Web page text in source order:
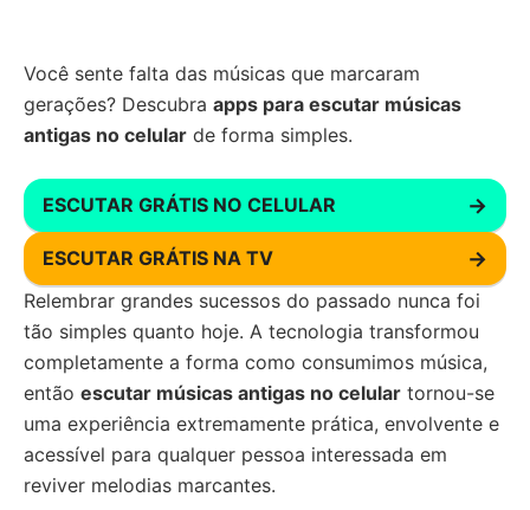
Você sente falta das músicas que marcaram
gerações? Descubra apps para escutar músicas
antigas no celular de forma simples.
ESCUTAR GRÁTIS NO CELULAR →
ESCUTAR GRÁTIS NA TV →
Relembrar grandes sucessos do passado nunca foi
tão simples quanto hoje. A tecnologia transformou
completamente a forma como consumimos música,
então escutar músicas antigas no celular tornou-se
uma experiência extremamente prática, envolvente e
acessível para qualquer pessoa interessada em
reviver melodias marcantes.